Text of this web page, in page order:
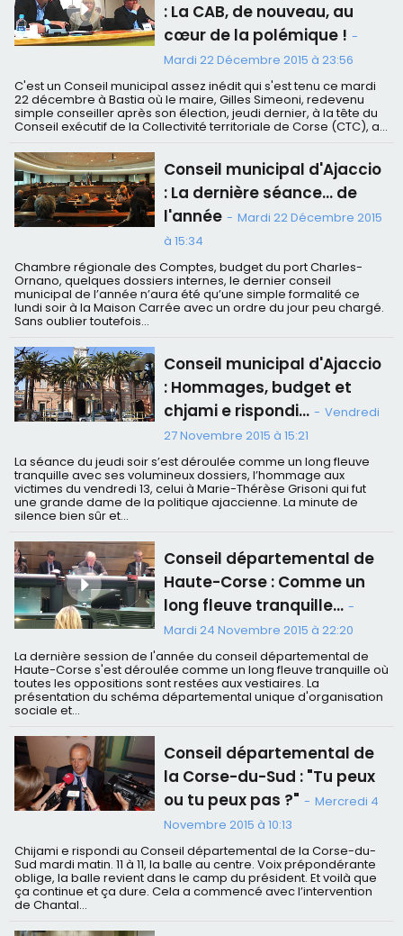
: La CAB, de nouveau, au
cœur de la polémique ! -
Mardi 22 Décembre 2015 à 23:56
C'est un Conseil municipal assez inédit qui s'est tenu ce mardi
22 décembre à Bastia où le maire, Gilles Simeoni, redevenu
simple conseiller après son élection, jeudi dernier, à la tête du
Conseil exécutif de la Collectivité territoriale de Corse (CTC), a...
Conseil municipal d'Ajaccio
: La dernière séance… de
l'année - Mardi 22 Décembre 2015
à 15:34
Chambre régionale des Comptes, budget du port Charles-
Ornano, quelques dossiers internes, le dernier conseil
municipal de l’année n’aura été qu’une simple formalité ce
lundi soir à la Maison Carrée avec un ordre du jour peu chargé.
Sans oublier toutefois...
Conseil municipal d'Ajaccio
: Hommages, budget et
chjami e rispondi… - Vendredi
27 Novembre 2015 à 15:21
La séance du jeudi soir s’est déroulée comme un long fleuve
tranquille avec ses volumineux dossiers, l’hommage aux
victimes du vendredi 13, celui à Marie-Thérèse Grisoni qui fut
une grande dame de la politique ajaccienne. La minute de
silence bien sûr et...
Conseil départemental de
Haute-Corse : Comme un
long fleuve tranquille… -
Mardi 24 Novembre 2015 à 22:20
La dernière session de l'année du conseil départemental de
Haute-Corse s'est déroulée comme un long fleuve tranquille où
toutes les oppositions sont restées aux vestiaires. La
présentation du schéma départemental unique d'organisation
sociale et...
Conseil départemental de
la Corse-du-Sud : "Tu peux
ou tu peux pas ?" - Mercredi 4
Novembre 2015 à 10:13
Chijami e rispondi au Conseil départemental de la Corse-du-
Sud mardi matin. 11 à 11, la balle au centre. Voix prépondérante
oblige, la balle revient dans le camp du président. Et voilà que
ça continue et ça dure. Cela a commencé avec l’intervention
de Chantal...